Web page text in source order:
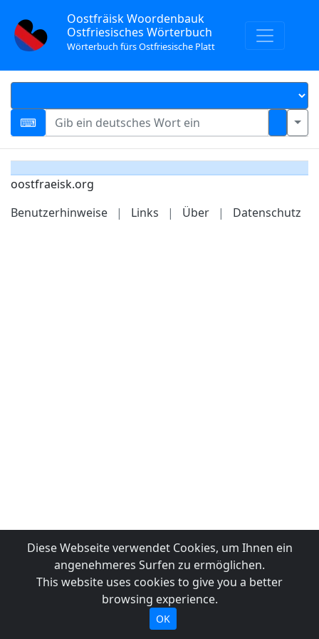
Oostfräisk Woordenbauk
Ostfriesisches Wörterbuch
Wörterbuch fürs Ostfriesische Platt
oostfraeisk.org
Benutzerhinweise
| Links | Über | Datenschutz
Diese Webseite verwendet Cookies, um Ihnen ein
angenehmeres Surfen zu ermöglichen.
This website uses cookies to give you a better
browsing experience.
OK